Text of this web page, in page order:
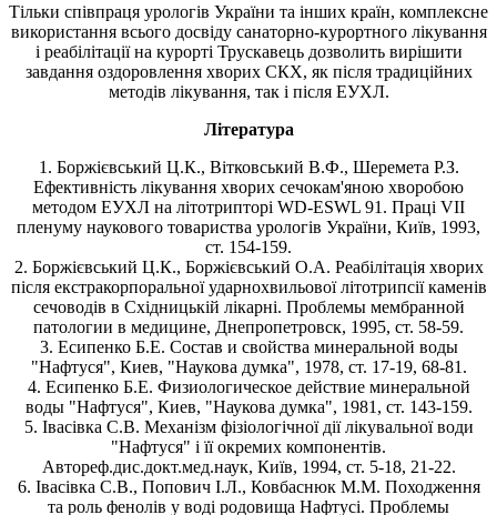
Тiльки спiвпраця урологiв України та інших країн, комплексне
використання всього досвiду санаторно-курортного лiкування
i реабiлiтацiї на курортi Трускавець дозволить вирiшити
завдання оздоровлення хворих СКХ, як пiсля традицiйних
методiв лiкування, так i пiсля ЕУХЛ.
Література
1. Боржієвський Ц.К., Вітковський В.Ф., Шеремета Р.З.
Ефективність лікування хворих сечокам'яною хворобою
методом ЕУХЛ на літотрипторі WD-ESWL 91. Праці VII
пленуму наукового товариства урологів України, Київ, 1993,
ст. 154-159.
2. Боржієвський Ц.К., Боржієвський О.А. Реабілітація хворих
після екстракорпоральної ударнохвильової літотрипсії каменів
сечоводів в Східницькій лікарні. Проблемы мембранной
патологии в медицине, Днепропетровск, 1995, ст. 58-59.
3. Есипенко Б.Е. Состав и свойства минеральной воды
"Нафтуся", Киев, "Наукова думка", 1978, ст. 17-19, 68-81.
4. Есипенко Б.Е. Физиологическое действие минеральной
воды "Нафтуся", Киев, "Наукова думка", 1981, ст. 143-159.
5. Івасівка С.В. Механізм фізіологічної дії лікувальної води
"Нафтуся" і її окремих компонентів.
Автореф.дис.докт.мед.наук, Київ, 1994, ст. 5-18, 21-22.
6. Івасівка С.В., Попович І.Л., Ковбаснюк М.М. Походження
та роль фенолів у воді родовища Нафтусі. Проблемы